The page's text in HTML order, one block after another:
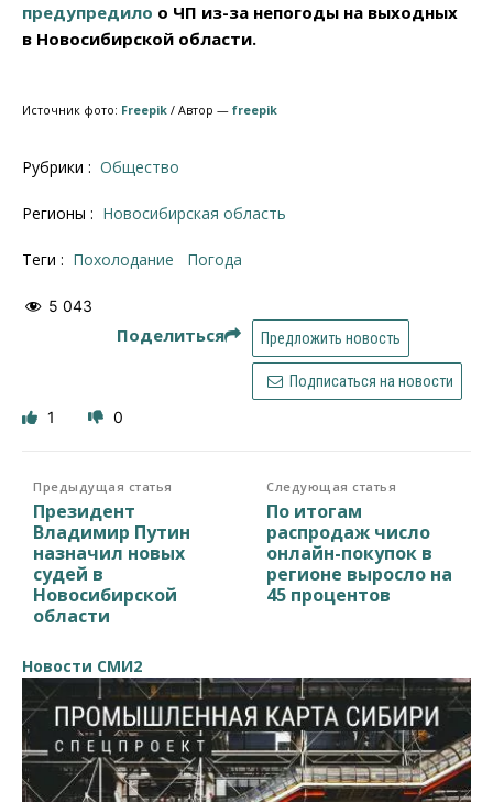
предупредило о ЧП из-за непогоды на выходных
в Новосибирской области.
Источник фото: Freepik / Автор — freepik
Рубрики : Общество
Регионы : Новосибирская область
Теги : похолодание погода
5 043
Поделиться Предложить новость
Подписаться на новости
1 0
Предыдущая статья
Президент
Владимир Путин
назначил новых
судей в
Новосибирской
области
Следующая статья
По итогам
распродаж число
онлайн-покупок в
регионе выросло на
45 процентов
Новости СМИ2